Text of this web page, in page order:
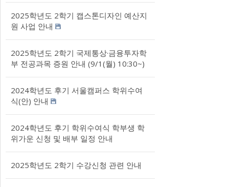
2025학년도 2학기 캡스톤디자인 예산지
원 사업 안내
2025학년도 2학기 국제통상·금융투자학
부 전공과목 증원 안내 (9/1(월) 10:30~)
2024학년도 후기 서울캠퍼스 학위수여
식(안) 안내
2024학년도 후기 학위수여식 학부생 학
위가운 신청 및 배부 일정 안내
2025학년도 2학기 수강신청 관련 안내